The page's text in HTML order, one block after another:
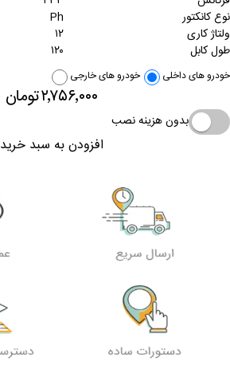
خودرو های داخلی خودرو های خارجی
۲٬۷۵۶٬۰۰۰تومان
بدون هزینه نصب
افزودن به سبد خرید
نوع کانکتور
Ph
ولتاژ کاری
۱۲
طول کابل
۱۲۰